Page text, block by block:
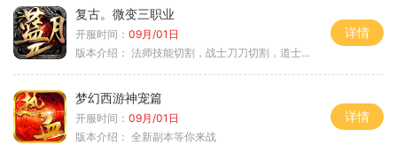
复古。微变三职业
开服时间： 09月/01日
版本介绍： 法师技能切割，战士刀刀切割，道士宠物秒怪
详情
梦幻西游神宠篇
开服时间： 09月/01日
版本介绍： 全新副本等你来战
详情